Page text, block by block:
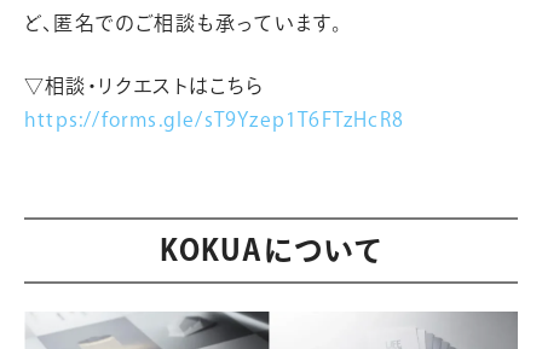
ど、匿名でのご相談も承っています。
▽相談・リクエストはこちら
https://forms.gle/sT9Yzep1T6FTzHcR8
KOKUAについて